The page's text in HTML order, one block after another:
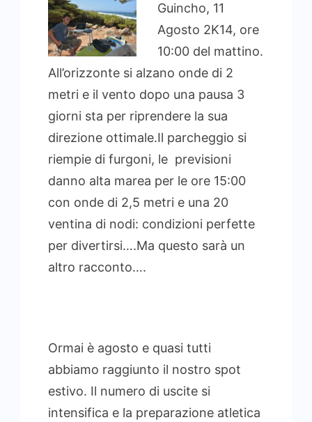
Guincho, 11
Agosto 2K14, ore
10:00 del mattino.
All’orizzonte si alzano onde di 2
metri e il vento dopo una pausa 3
giorni sta per riprendere la sua
direzione ottimale.Il parcheggio si
riempie di furgoni, le previsioni
danno alta marea per le ore 15:00
con onde di 2,5 metri e una 20
ventina di nodi: condizioni perfette
per divertirsi….Ma questo sarà un
altro racconto….
Ormai è agosto e quasi tutti
abbiamo raggiunto il nostro spot
estivo. Il numero di uscite si
intensifica e la preparazione atletica